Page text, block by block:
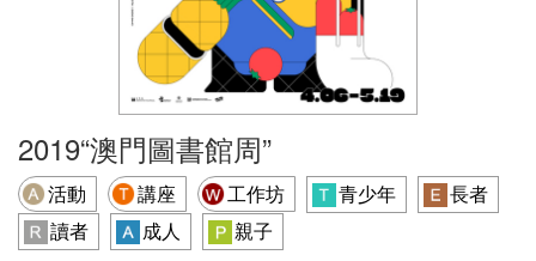
2019“澳門圖書館周”
活動 講座 工作坊 青少年
長者
讀者
成人
親子